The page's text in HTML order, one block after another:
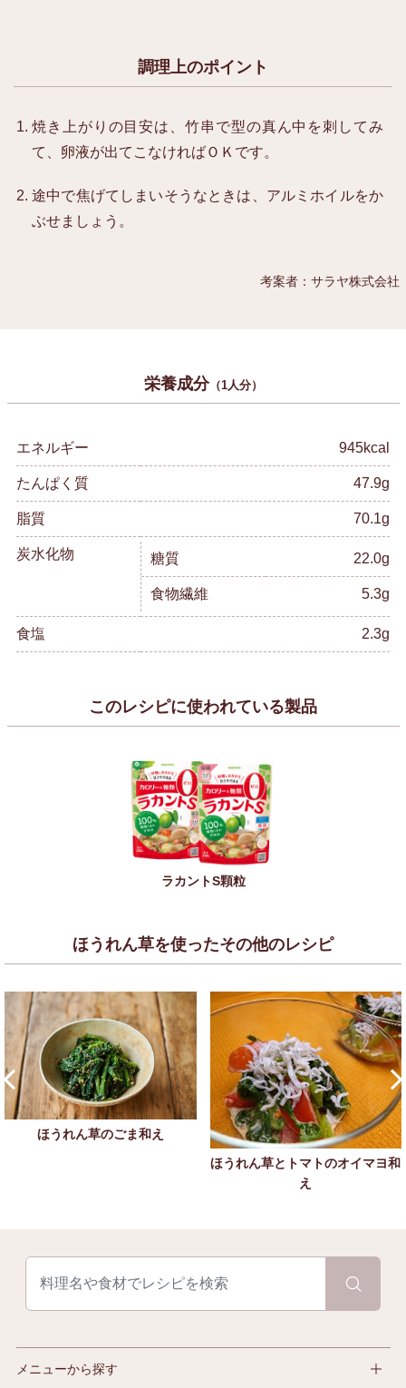
調理上のポイント
焼き上がりの目安は、竹串で型の真ん中を刺してみ
て、卵液が出てこなければＯＫです。
途中で焦げてしまいそうなときは、アルミホイルをか
ぶせましょう。
考案者：サラヤ株式会社
栄養成分（1人分）
エネルギー 945kcal
たんぱく質 47.9g
脂質 70.1g
炭水化物 糖質 22.0g
食物繊維 5.3g
食塩 2.3g
このレシピに使われている製品
ラカントS顆粒
ほうれん草を使ったその他のレシピ
ほうれん草のごま和え
ほうれん草とトマトのオイマヨ和
え
メニューから探す